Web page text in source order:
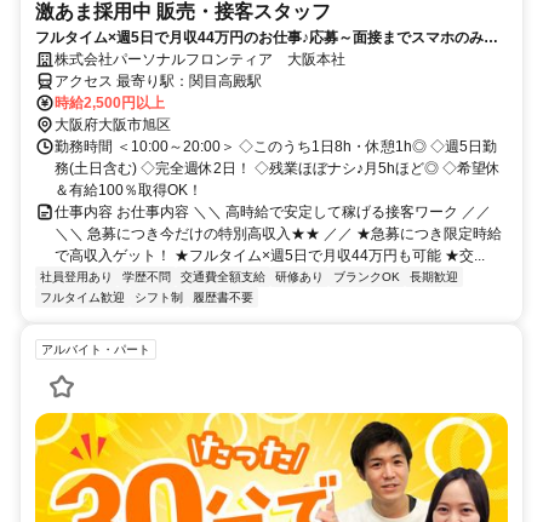
激あま採用中 販売・接客スタッフ
フルタイム×週5日で月収44万円のお仕事♪応募～面接までスマホのみで
完結！履歴書不要◎
株式会社パーソナルフロンティア 大阪本社
アクセス 最寄り駅：関目高殿駅
時給2,500円以上
大阪府大阪市旭区
勤務時間 ＜10:00～20:00＞ ◇このうち1日8h・休憩1h◎ ◇週5日勤
務(土日含む) ◇完全週休2日！ ◇残業ほぼナシ♪月5hほど◎ ◇希望休
＆有給100％取得OK！
仕事内容 お仕事内容 ＼＼ 高時給で安定して稼げる接客ワーク ／／
＼＼ 急募につき今だけの特別高収入★★ ／／ ★急募につき限定時給
で高収入ゲット！ ★フルタイム×週5日で月収44万円も可能 ★交...
社員登用あり 学歴不問 交通費全額支給 研修あり ブランクOK
長期歓迎
フルタイム歓迎
シフト制 履歴書不要
アルバイト・パート